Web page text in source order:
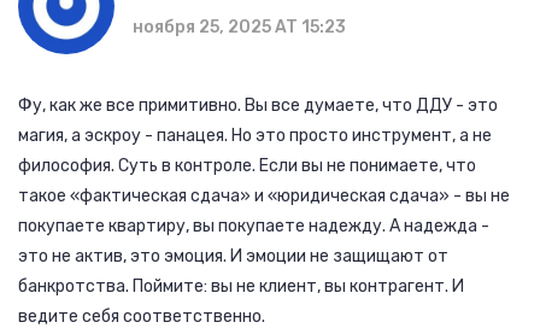
ноября 25, 2025 AT 15:23
Фу, как же все примитивно. Вы все думаете, что ДДУ - это
магия, а эскроу - панацея. Но это просто инструмент, а не
философия. Суть в контроле. Если вы не понимаете, что
такое «фактическая сдача» и «юридическая сдача» - вы не
покупаете квартиру, вы покупаете надежду. А надежда -
это не актив, это эмоция. И эмоции не защищают от
банкротства. Поймите: вы не клиент, вы контрагент. И
ведите себя соответственно.